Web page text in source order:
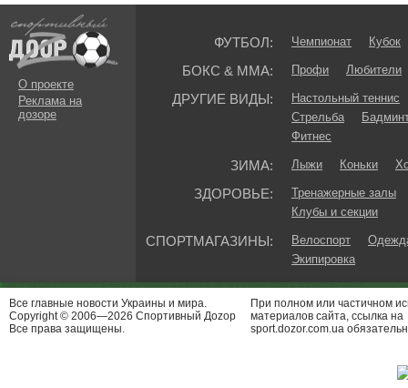
О проекте
Реклама на
дозоре
ФУТБОЛ: Чемпионат Кубок
БОКС & ММА: Профи Любители
ДРУГИЕ ВИДЫ:
Настольный теннис
Стрельба
Фитнес
ЗИМА: Лыжи Коньки
ЗДОРОВЬЕ:
Тренажерные залы
Клубы и секции
СПОРТМАГАЗИНЫ: Велоспорт
Экипировка
Все главные новости Украины и мира.
Copyright © 2006—2026 Спортивный Доzор
Все права защищены.
При полном или частичном
материалов сайта, ссылка на
sport.dozor.com.ua